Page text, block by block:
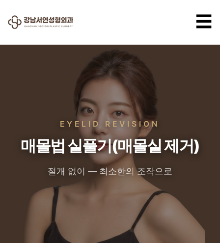
☰
EYELID REVISION
매몰법 실풀기(매몰실 제거)
절개 없이 — 최소한의 조작으로